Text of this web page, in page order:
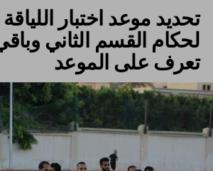
تحديد موعد اختبار اللياقة
لحكام القسم الثاني
تعرف على الموعد